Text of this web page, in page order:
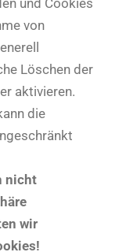
von
Löschen der
aktivieren.
die
nicht
wir